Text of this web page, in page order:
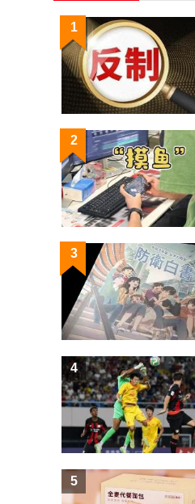
1
2
3
4
5